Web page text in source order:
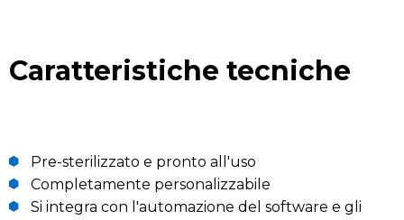
Caratteristiche tecniche
Pre-sterilizzato e pronto all'uso
Completamente personalizzabile
Si integra con l'automazione del software e gli